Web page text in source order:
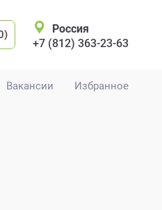
Вакансии Избранное
Россия
+7 (812) 363-23-63